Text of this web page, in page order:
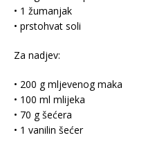
• 1 žumanjak
• prstohvat soli
Za nadjev:
• 200 g mljevenog maka
• 100 ml mlijeka
• 70 g šećera
• 1 vanilin šećer